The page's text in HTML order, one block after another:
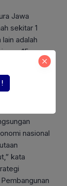
Jawa
sekitar 1
adalah
15
kejadian
Pantura
nasional
kata